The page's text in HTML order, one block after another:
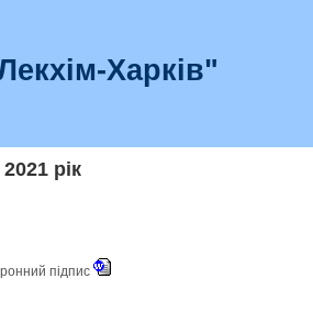
Харків"
рік
підпис